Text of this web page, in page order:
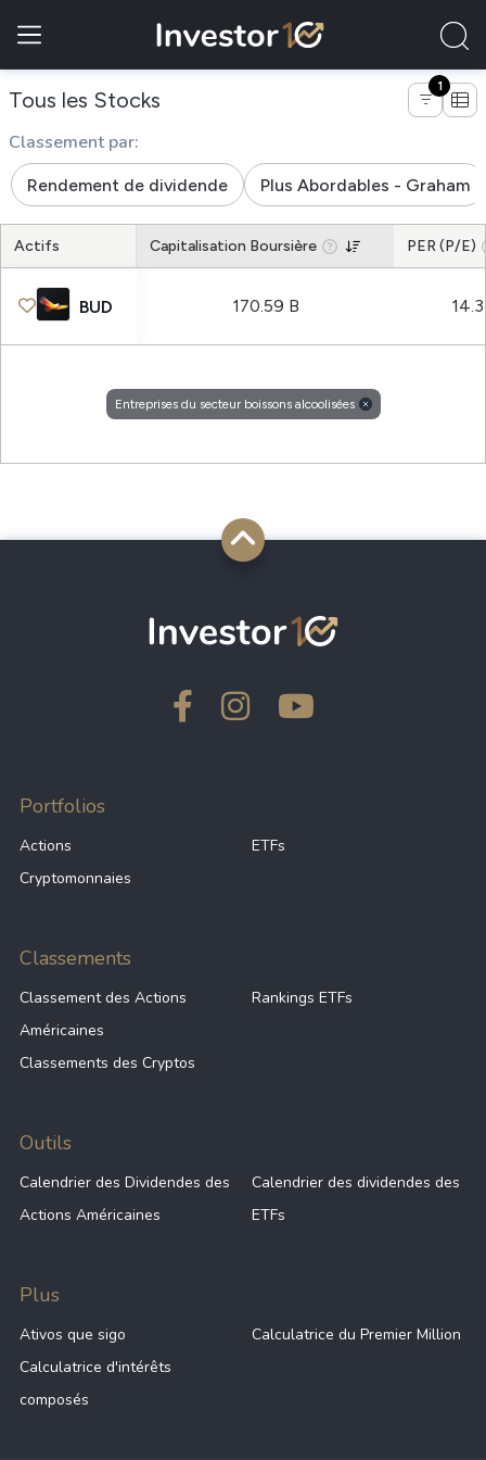
Tous les Stocks de entreprises du secteur 1
Classement par:
Rendement de dividende Plus Abordables - Graham
Actifs Capitalisation Boursière PER (P/E)
BUD 170.59 B
Entreprises du secteur boissons alcoolisées
Portfolios
Actions
ETFs
Cryptomonnaies
Classements
Classement des Actions
Américaines
Rankings ETFs
Classements des Cryptos
Outils
Calendrier des Dividendes des
Actions Américaines
Calendrier des dividendes des
ETFs
Plus
Ativos que sigo
Calculatrice du Premier Million
Calculatrice d'intérêts
composés